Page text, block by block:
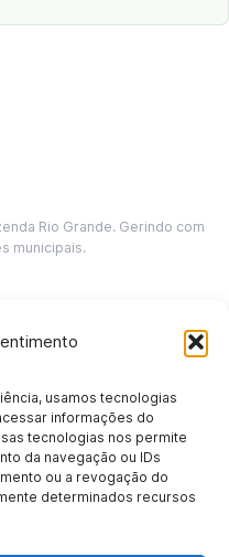
usamos tecnologias
informações do
tecnologias nos permite
da navegação ou IDs
ou a revogação do
determinados recursos
Rio Grande. Gerindo com
municipais.
por Invalidez Auxílio Doença